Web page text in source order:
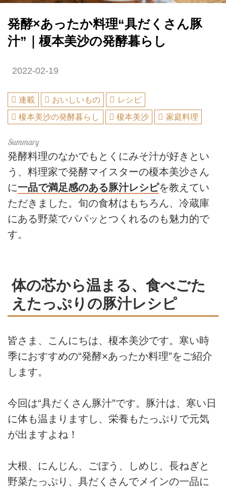
発酵×あったか料理“具だくさん豚
汁”｜榎本美沙の発酵暮らし
2022-02-19
連載 おいしいもの
レシピ
榎本美沙の発酵暮らし
榎本美沙 家庭料理
発酵料理のなかでもとくにみそ汁が好きとい
う、料理家で発酵マイスターの榎本美沙さん
に一品で満足感のある豚汁レシピを教えてい
ただきました。旬の食材はもちろん、冷蔵庫
にある野菜でパパッとつくれるのも魅力的で
す。
体の芯から温まる、食べごた
えたっぷりの豚汁レシピ
皆さま、こんにちは、榎本美沙です。寒い時
季におすすめの“発酵×あったか料理”をご紹介
します。
今回は“具だくさん豚汁”です。豚汁は、寒い日
に体も温まりますし、栄養もたっぷりで元気
が出ますよね！
大根、にんじん、ごぼう、しめじ、長ねぎと
野菜たっぷり、具だくさんでメインの一品に